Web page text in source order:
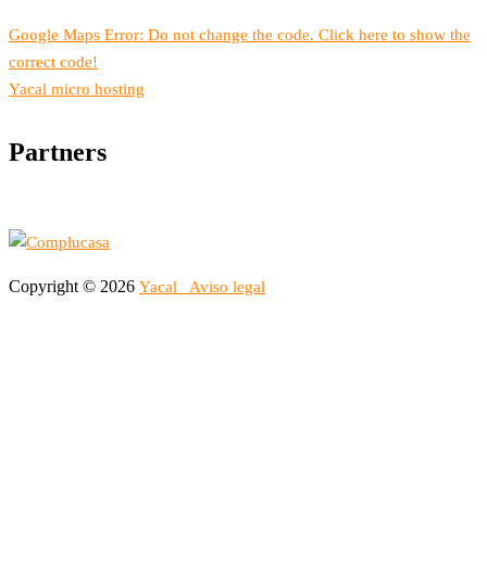
Google Maps Error: Do not change the code. Click here to show the
correct code!
Yacal micro hosting
Partners
Copyright © 2026 Yacal Aviso legal